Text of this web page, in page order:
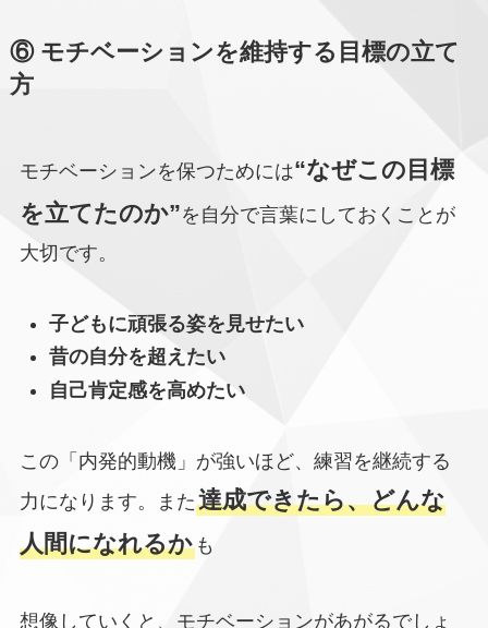
⑥ モチベーションを維持する目標の立て
方
モチベーションを保つためには“なぜこの目標
を立てたのか”を自分で言葉にしておくことが
大切です。
子どもに頑張る姿を見せたい
昔の自分を超えたい
自己肯定感を高めたい
この「内発的動機」が強いほど、練習を継続する
力になります。また達成できたら、どんな
人間になれるかも
想像していくと、モチベーションがあがるでしょ